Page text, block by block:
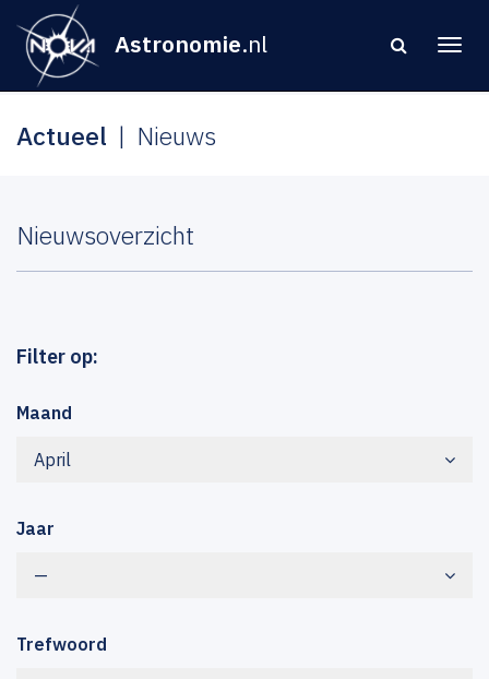
Astronomie.nl
Actueel Nieuws
Nieuwsoverzicht
Filter op:
Maand
April
Jaar
—
Trefwoord